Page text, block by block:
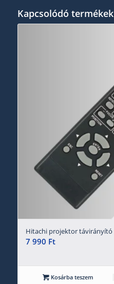
Kapcsolódó termékek
Hitachi projektor távirányító
7 990 Ft
Kosárba teszem